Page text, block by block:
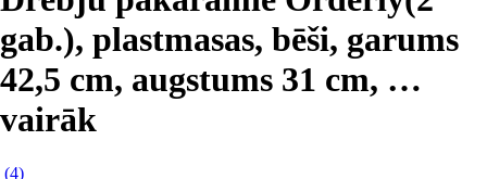
gab.), plastmasas, bēši, garums
42,5 cm, augstums 31 cm, …
vairāk
(4)